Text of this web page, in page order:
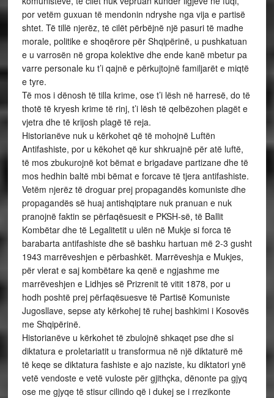
por vetëm guxuan të mendonin ndryshe nga vija e partisë
shtet. Të tillë njerëz, të cilët përbëjnë një pasuri të madhe
morale, politike e shoqërore për Shqipërinë, u pushkatuan
e u varrosën në gropa kolektive dhe ende kanë mbetur pa
varre personale ku t’i qajnë e përkujtojnë familjarët e miqtë
e tyre.
Të mos i dënosh të tilla krime, ose t’i lësh në harresë, do të
thotë të kryesh krime të rinj, t’i lësh të qelbëzohen plagët e
vjetra dhe të krijosh plagë të reja.
Historianëve nuk u kërkohet që të mohojnë Luftën
Antifashiste, por u këkohet që kur shkruajnë për atë luftë,
të mos zbukurojnë kot bëmat e brigadave partizane dhe të
mos hedhin baltë mbi bëmat e forcave të tjera antifashiste.
Vetëm njerëz të droguar prej propagandës komuniste dhe
propagandës së huaj antishqiptare nuk pranuan e nuk
pranojnë faktin se përfaqësuesit e PKSH-së, të Ballit
Kombëtar dhe të Legalitetit u ulën në Mukje si forca të
barabarta antifashiste dhe së bashku hartuan më 2-3 gusht
1943 marrëveshjen e përbashkët. Marrëveshja e Mukjes,
për vlerat e saj kombëtare ka qenë e ngjashme me
marrëveshjen e Lidhjes së Prizrenit të vitit 1878, por u
hodh poshtë prej përfaqësuesve të Partisë Komuniste
Jugosllave, sepse aty kërkohej të ruhej bashkimi i Kosovës
me Shqipërinë.
Historianëve u kërkohet të zbulojnë shkaqet pse dhe si
diktatura e proletariatit u transformua në një diktaturë më
të keqe se diktatura fashiste e ajo naziste, ku diktatori ynë
vetë vendoste e vetë vuloste për gjithçka, dënonte pa gjyq
ose me gjyqe të stisur cilindo që i dukej se i rrezikonte